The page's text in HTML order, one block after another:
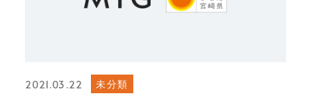
2021.03.22 未分類